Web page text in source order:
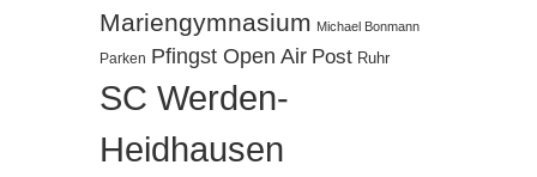
Mariengymnasium Michael Bonmann
Parken Pfingst Open Air Post Ruhr
SC Werden-
Heidhausen